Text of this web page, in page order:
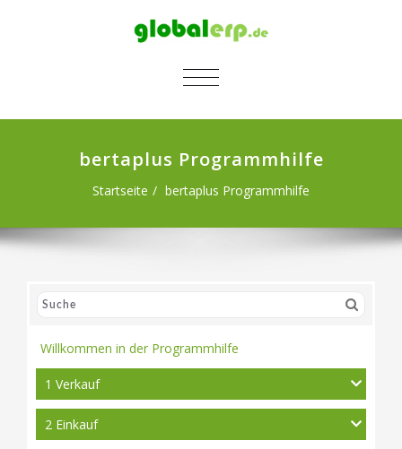
SCHALTE NAVIGATION
bertaplus Programmhilfe
Startseite bertaplus Programmhilfe
Willkommen in der Programmhilfe
1 Verkauf
2 Einkauf